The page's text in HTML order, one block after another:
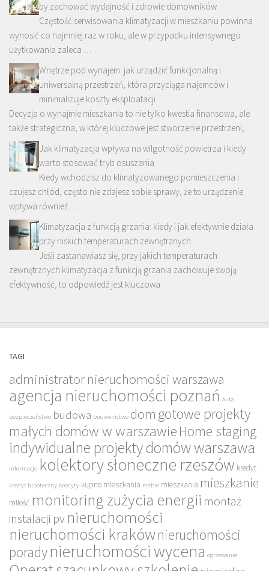
by zachować wydajność i zdrowie domowników
Częstość serwisowania klimatyzacji w mieszkaniu powinna
wynosić co najmniej raz w roku, ale w przypadku intensywnego
użytkowania zaleca …
Wnętrze pod wynajem: jak urządzić funkcjonalną i
uniwersalną przestrzeń, która przyciąga najemców i
minimalizuje koszty eksploatacji
Decyzja o wynajmie mieszkania to nie tylko kwestia finansowa, ale
także strategiczna, w której kluczowe jest stworzenie przestrzeni, …
Jak klimatyzacja wpływa na wilgotność powietrza i kiedy
warto stosować tryb osuszania
Kiedy wchodzisz do klimatyzowanego pomieszczenia i
czujesz chłód, często nie zdajesz sobie sprawy, że to urządzenie
wpływa również …
Klimatyzacja z funkcją grzania: kiedy i jak efektywnie działa
przy niskich temperaturach zewnętrznych
Jeśli zastanawiasz się, przy jakich temperaturach
zewnętrznych klimatyzacja z funkcją grzania zachowuje swoją
efektywność, to odpowiedź jest kluczowa …
TAGI
administrator nieruchomości warszawa
agencja nieruchomości poznań auta
bezpieczeństwo budowa budownictwo dom gotowe projekty
małych domów w warszawie Home staging
indywidualne projekty domów warszawa
informacje kolektory słoneczne rzeszów kredyt
kredyt hipoteczny kredyty kupno mieszkania meble mieszkania mieszkanie
miłość monitoring zużycia energii montaż
instalacji pv nieruchomości
nieruchomości krakównieruchomości
poradynieruchomości wycena ogrzewanie